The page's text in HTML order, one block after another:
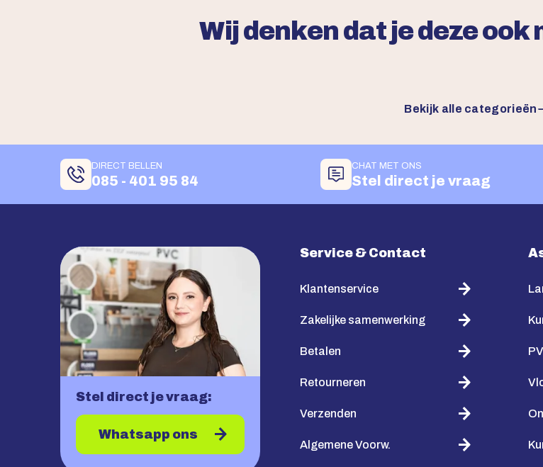
Wij denken dat je deze
Bekijk alle categorieën
DIRECT BELLEN
085 - 401 95 84
CHAT MET ONS
Stel direct je vraag
Stel direct je vraag:
Whatsapp ons
Service & Contact
Klantenservice
Zakelijke samenwerking
Betalen
Retourneren
Verzenden
Algemene Voorw.